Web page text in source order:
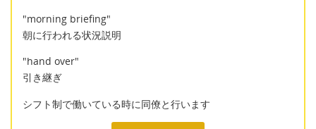
"morning briefing"
朝に行われる状況説明
"hand over"
引き継ぎ
シフト制で働いている時に同僚と行います